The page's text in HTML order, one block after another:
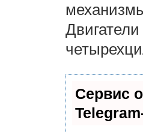
Сервис